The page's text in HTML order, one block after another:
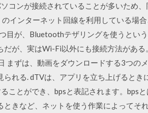
コンが接続されていることが多いため
インターネット回線を利用している場
目が、Bluetoothテザリングを使うとい
が、実はWi-Fi以外にも接続方法がある
ずは、動画をダウンロードする3つの
れる. dTVは、アプリを立ち上げると
ことができ、bpsと表記されます。bpsと
きなど、ネットを使う作業によってそ